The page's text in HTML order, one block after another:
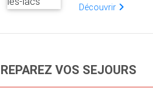
Découvrir
VOS SEJOURS